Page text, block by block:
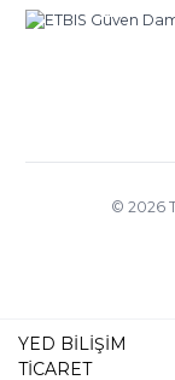
© 2026
YED BİLİŞİM
TİCARET